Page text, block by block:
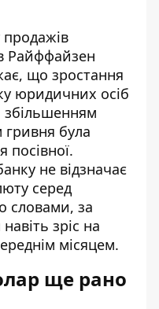
Райффайзен
що зростання
юридичних осіб
збільшенням
гривня була
посівної.
не відзначає
серед
словами, за
зріс на
місяцем.
ще рано